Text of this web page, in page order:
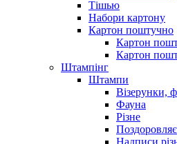
Тішью
Набори картону
Картон поштучно
Картон
Картон
Штампінг
Штампи
Візерунки,
Фауна
Різне
Надписи